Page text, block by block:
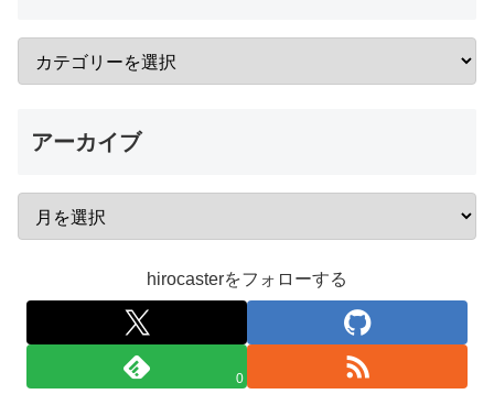
アーカイブ
hirocasterをフォローする
0